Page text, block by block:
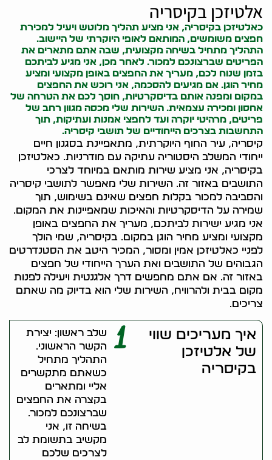
אלטיזכן בקיסריה
כאלטיזכן בקיסריה, אני מציע תהליך מלוטש ויעיל למכירת
חפצים משומשים, המותאם לאופי היוקרתי של היישוב.
התהליך מתחיל בשיחה מקצועית, שבה אתם מתארים את
הפריטים שברצונכם למכור. לאחר מכן, אני מגיע לביתכם
בזמן שנוח לכם, מעריך את החפצים באופן מקצועי ומציע
מחיר הוגן. אם מגיעים להסכמה, אני רוכש את החפצים
במקום ומפנה אותם בדיסקרטיות, חוסך לכם את הטרחה של
אחסון ומכירה עצמאית. השירות שלי מכסה מגוון רחב של
פריטים, מרהיטי יוקרה ועד לחפצי אמנות ועתיקות, תוך
התחשבות בצרכים הייחודיים של תושבי קיסריה.
קיסריה, עיר החוף היוקרתית, מתאפיינת בסגנון חיים
ייחודי המשלב היסטוריה עתיקה עם מודרניות. כאלטיזכן
בקיסריה, אני מציע שירות מותאם במיוחד לצרכי
התושבים באזור זה. השירות שלי מאפשר לתושבי קיסריה
והסביבה למכור בקלות חפצים שאינם בשימוש, תוך
שמירה על הדיסקרטיות והאיכות שמאפיינות את המקום.
אני מגיע ישירות לביתכם, מעריך את החפצים באופן
מקצועי ומציע מחיר הוגן במקום. בקיסריה, שמי הולך
לפניי כאלטיזכן אמין ומסור, המכיר היטב את הסטנדרטים
הגבוהים של התושבים ואת הערך הייחודי של חפצים
באזור זה. אם אתם מחפשים דרך אלגנטית ויעילה לפנות
מקום בבית ולהרוויח, השירות שלי הוא בדיוק מה שאתם
צריכים.
איך מעריכים שווי
של אלטיזכן
בקיסריה
1
שלב ראשון: יצירת
הקשר הראשוני.
התהליך מתחיל
כשאתם מתקשרים
אליי ומתארים
בקצרה את החפצים
שברצונכם למכור.
בשיחה זו, אני
מקשיב בתשומת לב
לצרכים שלכם